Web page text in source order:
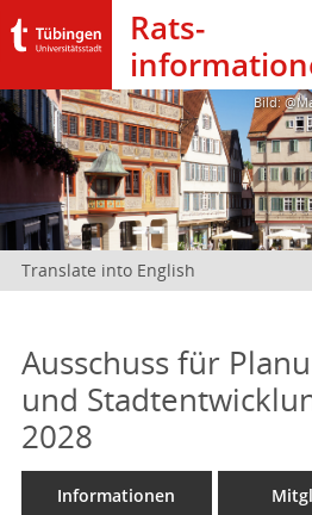
Rats­
Bild:
Translate into English
Ausschuss für
und
2028
Informationen